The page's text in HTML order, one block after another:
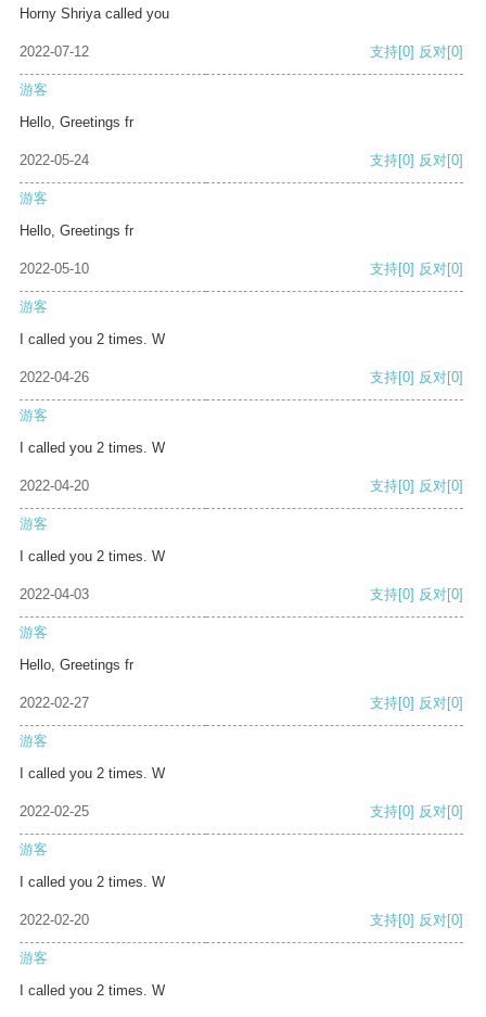
Horny Shriya called you
2022-07-12 支持[0] 反对[0]
游客
Hello, Greetings fr
2022-05-24 支持[0] 反对[0]
游客
Hello, Greetings fr
2022-05-10 支持[0] 反对[0]
游客
I called you 2 times. W
2022-04-26 支持[0] 反对[0]
游客
I called you 2 times. W
2022-04-20 支持[0] 反对[0]
游客
I called you 2 times. W
2022-04-03 支持[0] 反对[0]
游客
Hello, Greetings fr
2022-02-27 支持[0] 反对[0]
游客
I called you 2 times. W
2022-02-25 支持[0] 反对[0]
游客
I called you 2 times. W
2022-02-20 支持[0] 反对[0]
游客
I called you 2 times. W